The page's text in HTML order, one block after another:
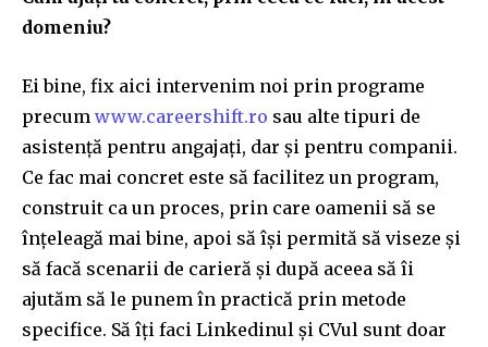
domeniu?
Ei bine, fix aici intervenim noi prin programe
precum www.careershift.ro sau alte tipuri de
asistență pentru angajați, dar și pentru companii.
Ce fac mai concret este să facilitez un program,
construit ca un proces, prin care oamenii să se
înțeleagă mai bine, apoi să își permită să viseze și
să facă scenarii de carieră și după aceea să îi
ajutăm să le punem în practică prin metode
specifice. Să îți faci Linkedinul și CVul sunt doar